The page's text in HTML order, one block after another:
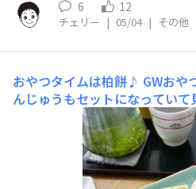
6 12
チェリー | 05/04 | その他
おやつタイムは柏餅♪ GWおや
んじゅうもセットになってい
した家族で美味しく楽しみま